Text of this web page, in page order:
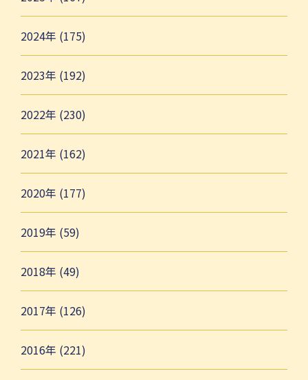
2024年 (175)
2023年 (192)
2022年 (230)
2021年 (162)
2020年 (177)
2019年 (59)
2018年 (49)
2017年 (126)
2016年 (221)